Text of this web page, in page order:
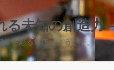
る未知の創造力
を彩る場所へようこそ。